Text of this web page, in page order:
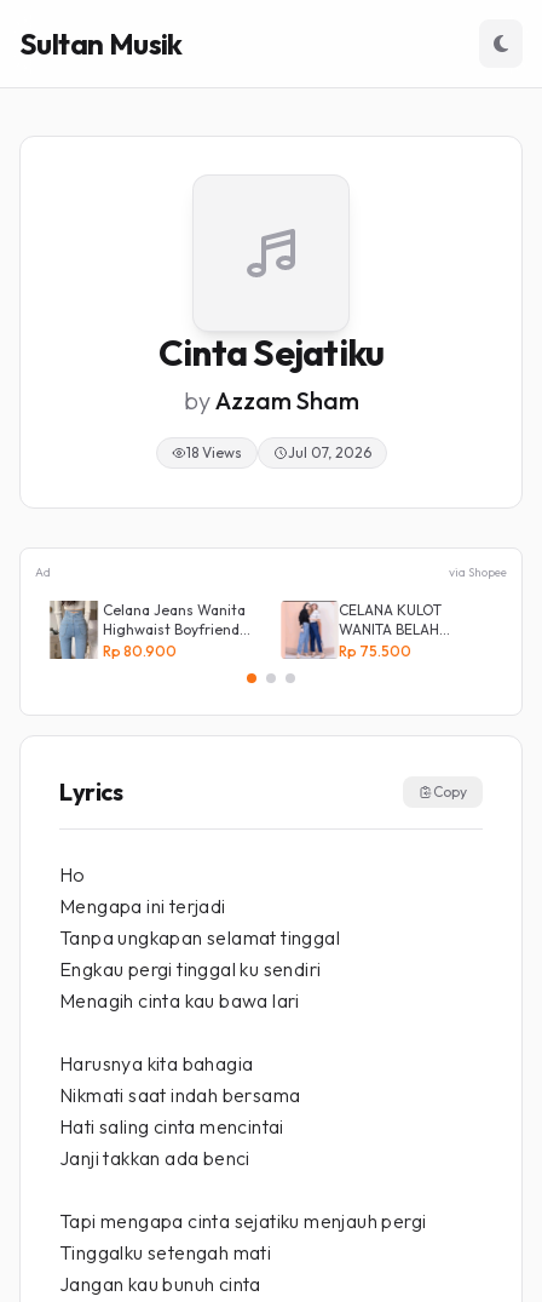
Sultan Musik
Cinta Sejatiku
byAzzam Sham
18 Views Jul 07, 2026
Ad via Shopee
Celana Jeans Wanita
Highwaist Boyfriend
Silang Belakang
Rp 80.900
CELANA KULOT
WANITA BELAH
KANCING SAMPING
Rp 75.500
Lyrics Copy
Ho
Mengapa ini terjadi
Tanpa ungkapan selamat tinggal
Engkau pergi tinggal ku sendiri
Menagih cinta kau bawa lari
Harusnya kita bahagia
Nikmati saat indah bersama
Hati saling cinta mencintai
Janji takkan ada benci
Tapi mengapa cinta sejatiku menjauh pergi
Tinggalku setengah mati
Jangan kau bunuh cinta